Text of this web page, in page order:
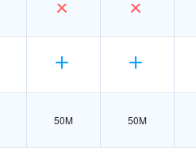
50M 50M